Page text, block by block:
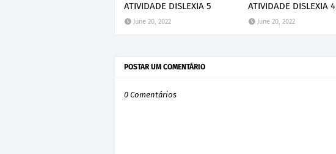
ATIVIDADE DISLEXIA 5
June 20, 2022
ATIVIDADE DISLEXIA 4
June 20, 2022
POSTAR UM COMENTÁRIO
0 Comentários